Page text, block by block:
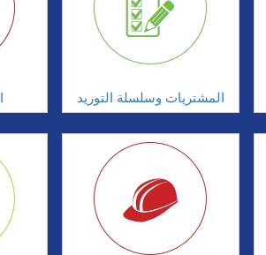
المشتريات وسلسلة التوريد